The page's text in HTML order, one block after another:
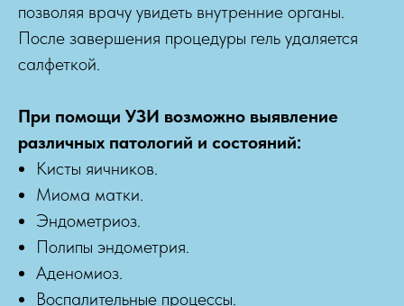
позволяя врачу увидеть внутренние органы.
После завершения процедуры гель удаляется
салфеткой.
При помощи УЗИ возможно выявление
различных патологий и состояний:
Кисты яичников.
Миома матки.
Эндометриоз.
Полипы эндометрия.
Аденомиоз.
Воспалительные процессы.